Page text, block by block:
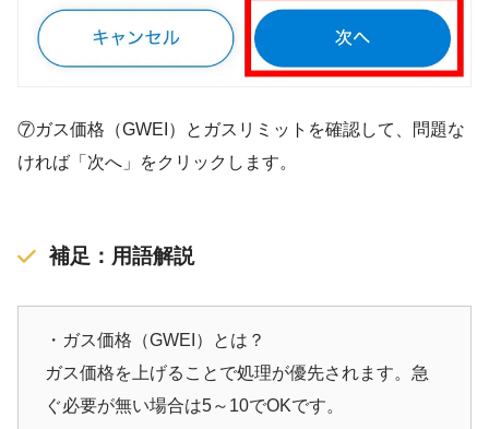
⑦ガス価格（GWEI）とガスリミットを確認して、問題な
ければ「次へ」をクリックします。
補足：用語解説
・ガス価格（GWEI）とは？
ガス価格を上げることで処理が優先されます。急
ぐ必要が無い場合は5～10でOKです。